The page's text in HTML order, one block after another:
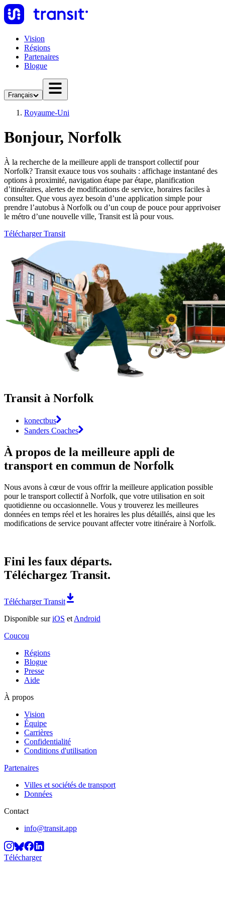
Vision
Régions
Partenaires
Blogue
Français
Royaume-Uni
Bonjour, Norfolk
À la recherche de la meilleure appli de transport collectif pour
Norfolk? Transit exauce tous vos souhaits : affichage instantané des
options à proximité, navigation étape par étape, planification
d’itinéraires, alertes de modifications de service, horaires faciles à
consulter. Que vous ayez besoin d’une application simple pour
prendre l’autobus à Norfolk ou d’un coup de pouce pour apprivoiser
le métro d’une nouvelle ville, Transit est là pour vous.
Télécharger Transit
Transit à Norfolk
konectbus
Sanders Coaches
À propos de la meilleure appli de
transport en commun de Norfolk
Nous avons à cœur de vous offrir la meilleure application possible
pour le transport collectif à Norfolk, que votre utilisation en soit
quotidienne ou occasionnelle. Vous y trouverez les meilleures
données en temps réel et les horaires les plus détaillés, ainsi que les
modifications de service pouvant affecter votre itinéraire à Norfolk.
Fini les faux départs.
Téléchargez Transit.
Télécharger Transit
Disponible suriOS et Android
Coucou
Régions
Blogue
Presse
Aide
À propos
Vision
Équipe
Carrières
Confidentialité
Conditions d'utilisation
Partenaires
Villes et sociétés de transport
Données
Contact
info@transit.app
Télécharger